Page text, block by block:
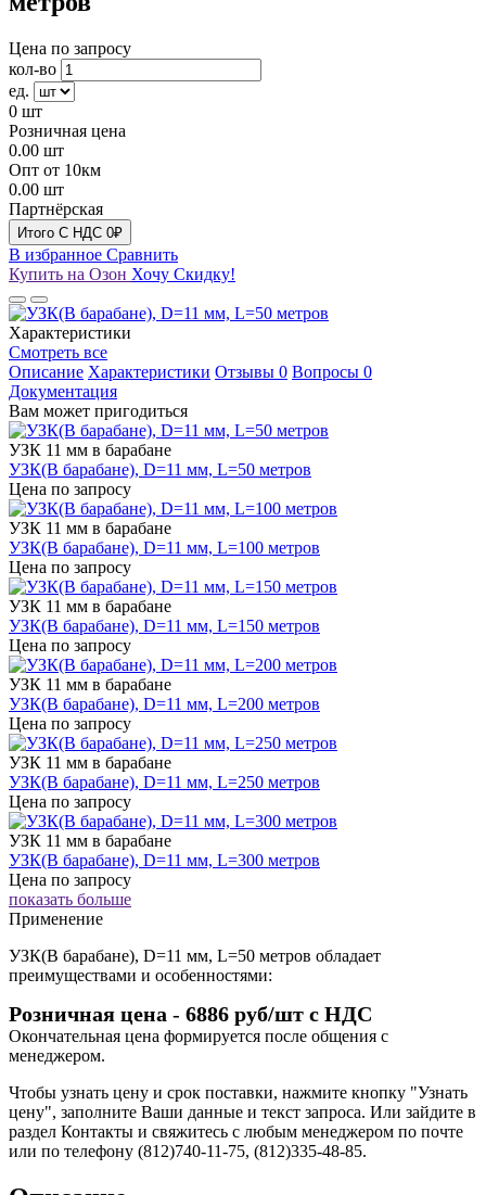
Цена по запросу
кол-во
ед.
0 шт
Розничная цена
0.00 шт
Опт от 10км
0.00 шт
Партнёрская
Итого C НДС 0₽
В избранное Сравнить
Купить на Озон Хочу Скидку!
Характеристики
Смотреть все
Описание Характеристики Отзывы 0 Вопросы 0
Документация
Вам может пригодиться
УЗК 11 мм в барабане
УЗК(В барабане), D=11 мм, L=50 метров
Цена по запросу
УЗК 11 мм в барабане
УЗК(В барабане), D=11 мм, L=100 метров
Цена по запросу
УЗК 11 мм в барабане
УЗК(В барабане), D=11 мм, L=150 метров
Цена по запросу
УЗК 11 мм в барабане
УЗК(В барабане), D=11 мм, L=200 метров
Цена по запросу
УЗК 11 мм в барабане
УЗК(В барабане), D=11 мм, L=250 метров
Цена по запросу
УЗК 11 мм в барабане
УЗК(В барабане), D=11 мм, L=300 метров
Цена по запросу
показать больше
Применение
УЗК(В барабане), D=11 мм, L=50 метров обладает
преимуществами и особенностями:
Розничная цена - 6886 руб/шт с НДС
Окончательная цена формируется после общения с
менеджером.
Чтобы узнать цену и срок поставки, нажмите кнопку "Узнать
цену", заполните Ваши данные и текст запроса. Или зайдите в
раздел Контакты и свяжитесь с любым менеджером по почте
или по телефону (812)740-11-75, (812)335-48-85.